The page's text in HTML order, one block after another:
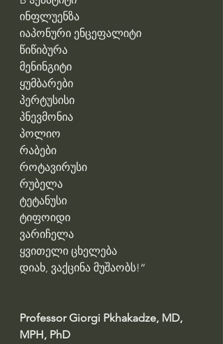
ინფლუენზა
იაპონური ენცეფალიტი
წიწიბურა
მენინგიტი
ყუმბარები
პერტუსისი
პნევმონია
პოლიო
რაბები
როტავირუსი
რუბელა
ტეტანუსი
ტიფოიდი
ვარიჩელა
ყვითელი ცხელება
დიახ, ვაქცინა მუშაობს!“
Professor Giorgi Pkhakadze, MD,
MPH, PhD